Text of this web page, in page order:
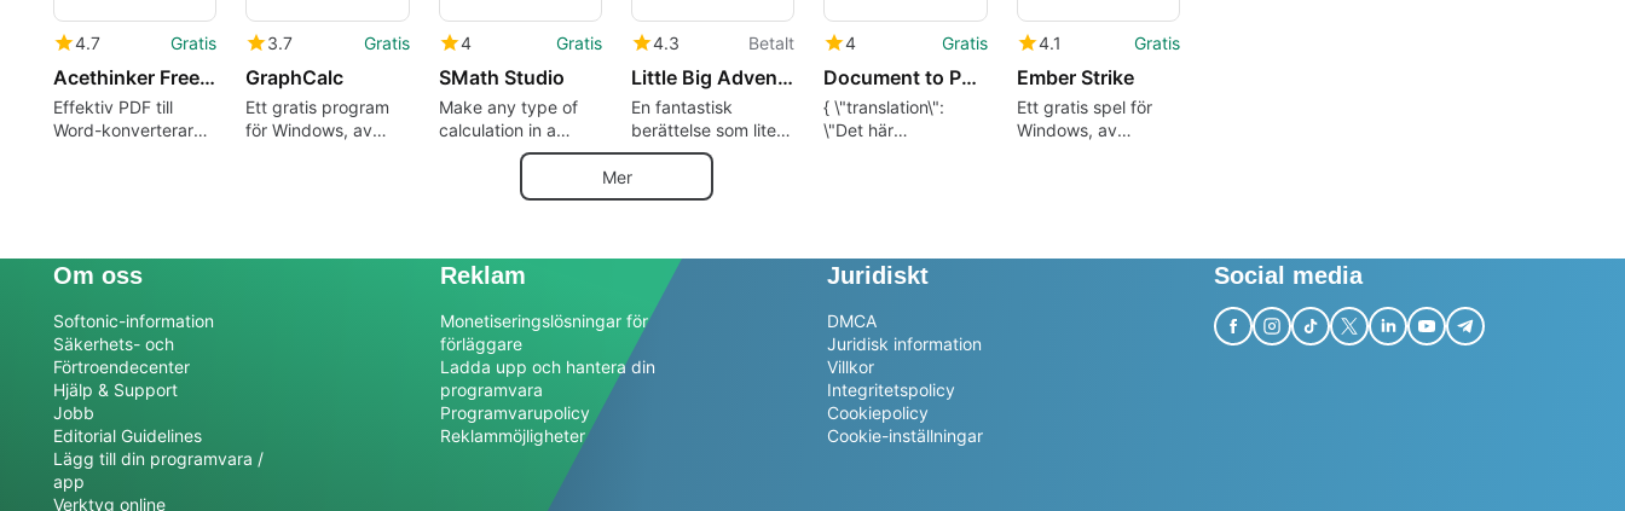
4.7 Gratis
Acethinker Free PDF to Word Converter
Effektiv PDF till
Word-konverterare
3.7 Gratis
GraphCalc
Ett gratis program
för Windows, av
4 Gratis
SMath Studio
Make any type of
calculation in a
virtual notebook
4.3 Betalt
Little Big Adventure 2 (Twinsen'S Odyssey)
En fantastisk
berättelse som lite
förstörs av dess
grafik
4 Gratis
Document to PDF Converter
{ \"translation\":
\"Det här
4.1 Gratis
Ember Strike
Ett gratis spel för
Windows, av
Mer
Om oss
Softonic-information
Säkerhets- och
Förtroendecenter
Hjälp & Support
Jobb
Editorial Guidelines
Lägg till din programvara /
app
Verktyg online
Reklam
Monetiseringslösningar för
förläggare
Ladda upp och hantera din
programvara
Programvarupolicy
Reklammöjligheter
Juridiskt
DMCA
Juridisk information
Villkor
Integritetspolicy
Cookiepolicy
Cookie-inställningar
Social media